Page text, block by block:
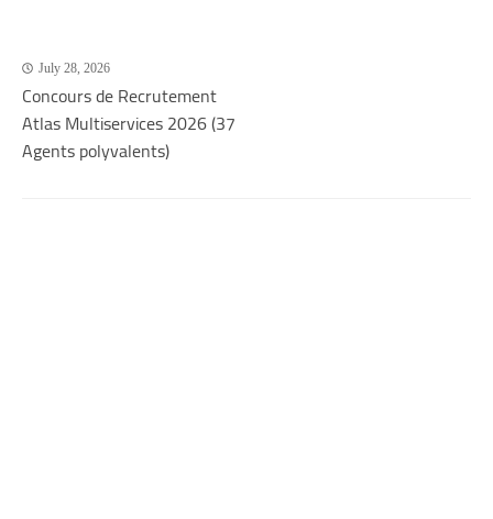
July 28, 2026
Concours de Recrutement
Atlas Multiservices 2026 (37
Agents polyvalents)